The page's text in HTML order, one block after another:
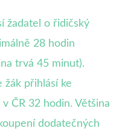
žadatel o řidičský
28 hodin
trvá 45 minut).
žák přihlásí ke
ČR 32 hodin. Většina
dodatečných